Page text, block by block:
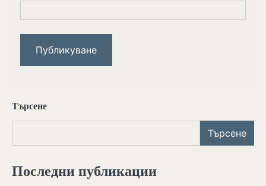
Търсене
Търсене
Последни публикации